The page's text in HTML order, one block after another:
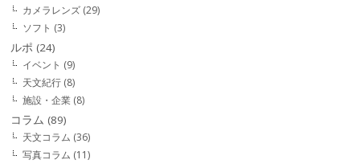
カメラレンズ (29)
ソフト (3)
ルポ (24)
イベント (9)
天文紀行 (8)
施設・企業 (8)
コラム (89)
天文コラム (36)
写真コラム (11)